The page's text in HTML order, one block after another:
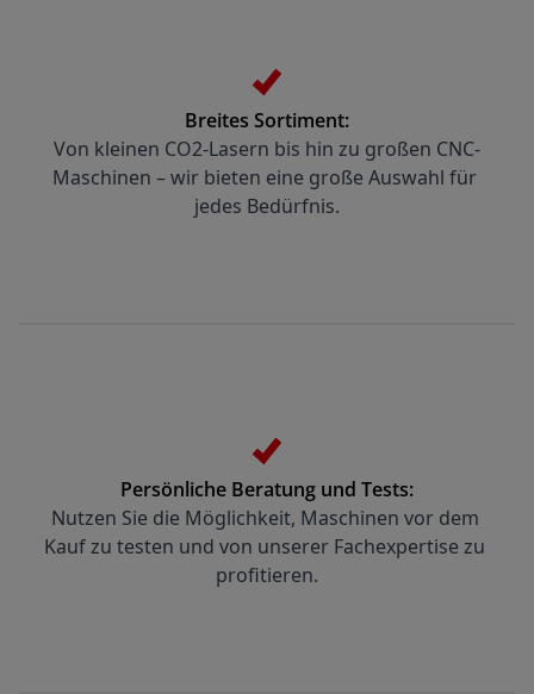
Breites Sortiment:
Von kleinen CO2-Lasern bis hin zu großen CNC-
Maschinen – wir bieten eine große Auswahl für
jedes Bedürfnis.
Persönliche Beratung und Tests:
Nutzen Sie die Möglichkeit, Maschinen vor dem
Kauf zu testen und von unserer Fachexpertise zu
profitieren.